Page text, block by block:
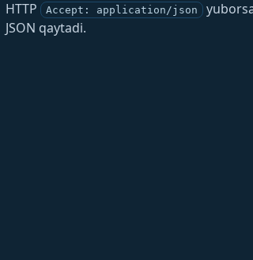
HTTP
Accept: application/json
JSON qaytadi.